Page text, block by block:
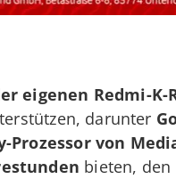
eigenen Redmi-K-
darunter
Prozessor von
bieten, den